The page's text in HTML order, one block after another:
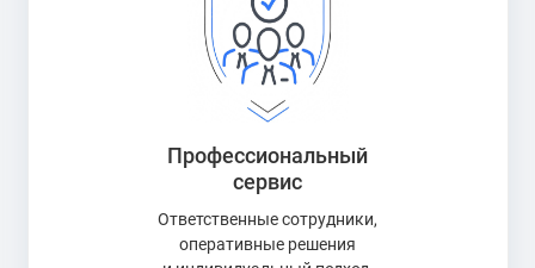
Профессиональный
сервис
Ответственные сотрудники,
оперативные решения